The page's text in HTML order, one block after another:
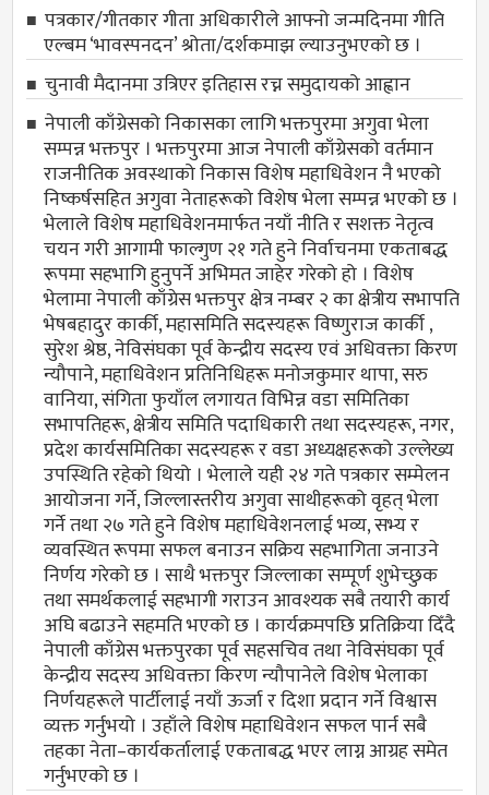
पत्रकार/गीतकार गीता अधिकारीले आफ्नो जन्मदिनमा गीति
एल्बम ‘भावस्पनदन’ श्रोता/दर्शकमाझ ल्याउनुभएको छ ।
चुनावी मैदानमा उत्रिएर इतिहास रच्न समुदायको आह्वान
नेपाली काँग्रेसको निकासका लागि भक्तपुरमा अगुवा भेला
सम्पन्न भक्तपुर । भक्तपुरमा आज नेपाली काँग्रेसको वर्तमान
राजनीतिक अवस्थाको निकास विशेष महाधिवेशन नै भएको
निष्कर्षसहित अगुवा नेताहरूको विशेष भेला सम्पन्न भएको छ ।
भेलाले विशेष महाधिवेशनमार्फत नयाँ नीति र सशक्त नेतृत्व
चयन गरी आगामी फाल्गुण २१ गते हुने निर्वाचनमा एकताबद्ध
रूपमा सहभागि हुनुपर्ने अभिमत जाहेर गरेको हो । विशेष
भेलामा नेपाली काँग्रेस भक्तपुर क्षेत्र नम्बर २ का क्षेत्रीय सभापति
भेषबहादुर कार्की, महासमिति सदस्यहरू विष्णुराज कार्की ,
सुरेश श्रेष्ठ, नेविसंघका पूर्व केन्द्रीय सदस्य एवं अधिवक्ता किरण
न्यौपाने, महाधिवेशन प्रतिनिधिहरू मनोजकुमार थापा, सरु
वानिया, संगिता फुयाँल लगायत विभिन्न वडा समितिका
सभापतिहरू, क्षेत्रीय समिति पदाधिकारी तथा सदस्यहरू, नगर,
प्रदेश कार्यसमितिका सदस्यहरू र वडा अध्यक्षहरूको उल्लेख्य
उपस्थिति रहेको थियो । भेलाले यही २४ गते पत्रकार सम्मेलन
आयोजना गर्ने, जिल्लास्तरीय अगुवा साथीहरूको वृहत् भेला
गर्ने तथा २७ गते हुने विशेष महाधिवेशनलाई भव्य, सभ्य र
व्यवस्थित रूपमा सफल बनाउन सक्रिय सहभागिता जनाउने
निर्णय गरेको छ । साथै भक्तपुर जिल्लाका सम्पूर्ण शुभेच्छुक
तथा समर्थकलाई सहभागी गराउन आवश्यक सबै तयारी कार्य
अघि बढाउने सहमति भएको छ । कार्यक्रमपछि प्रतिक्रिया दिँदै
नेपाली काँग्रेस भक्तपुरका पूर्व सहसचिव तथा नेविसंघका पूर्व
केन्द्रीय सदस्य अधिवक्ता किरण न्यौपानेले विशेष भेलाका
निर्णयहरूले पार्टीलाई नयाँ ऊर्जा र दिशा प्रदान गर्ने विश्वास
व्यक्त गर्नुभयो । उहाँले विशेष महाधिवेशन सफल पार्न सबै
तहका नेता–कार्यकर्तालाई एकताबद्ध भएर लाग्न आग्रह समेत
गर्नुभएको छ ।